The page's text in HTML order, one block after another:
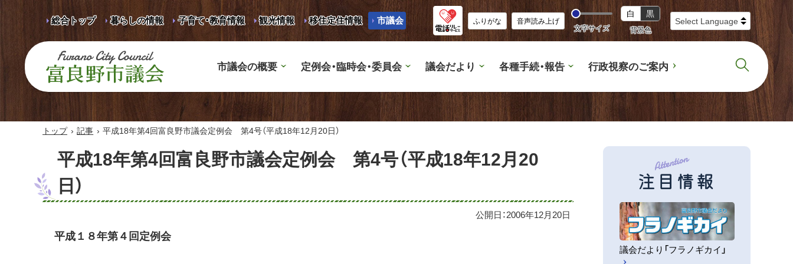
総合トップ 暮らしの情報 子育て・教育情報 観光情報 移住定住情報 市議会 ふりがな
音声読み上げ
文字サイズ
背景色
白 黒
富良野市議会 Furano City
Council
市議会の概要 定例会・臨時会・委員会 議会だより 各種手続・報告 行政視察のご案内
トップ › 記事 › 平成18年第4回富良野市議会定例会 第4号（平成18年12月20日）
平成18年第4回富良野市議会定例会 第4号（平成18年12月20
日）
公開日：2006年12月20日
平成１８年第４回定例会
注目情報
議会だより「フラノギカイ」